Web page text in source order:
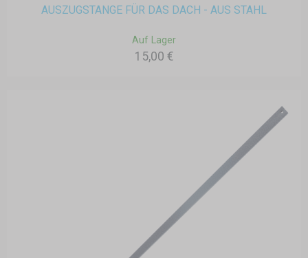
AUSZUGSTANGE FÜR DAS DACH - AUS STAHL
Auf Lager
15,00 €